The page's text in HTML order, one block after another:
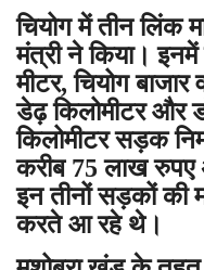
चियोग में तीन लिंक
मंत्री ने किया।
मीटर, चियोग
डेढ़ किलोमीटर और
किलोमीटर सड़क
करीब 75 लाख रुपए
इन तीनों सड़कों की
करते आ रहे थे।